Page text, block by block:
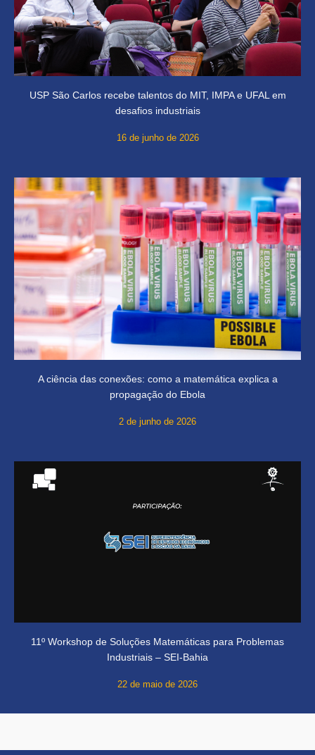
USP São Carlos recebe talentos do MIT, IMPA e UFAL em
desafios industriais
16 de junho de 2026
A ciência das conexões: como a matemática explica a
propagação do Ebola
2 de junho de 2026
11º Workshop de Soluções Matemáticas para Problemas
Industriais – SEI-Bahia
22 de maio de 2026